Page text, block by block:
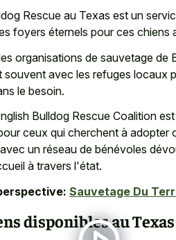
Rescue au Texas est un
foyers éternels pour ces chiens
organisations de sauvetage de
avec les refuges locaux
le besoin.
Bulldog Rescue Coalition
ceux qui cherchent à adopter
un réseau de bénévoles
à travers l'état.
Sauvetage Du
disponibles au Texas